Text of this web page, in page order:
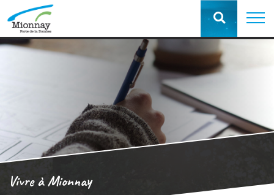
Vivre à Mionnay